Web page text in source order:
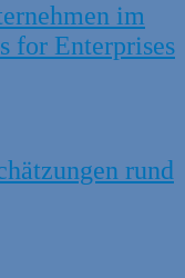
im
for Enterprises
rund